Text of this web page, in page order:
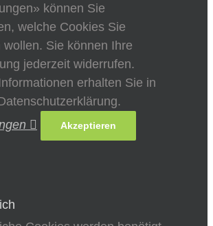
können Sie
welche Cookies Sie
wollen. Sie können Ihre
jederzeit widerrufen.
erhalten Sie in
Akzeptieren